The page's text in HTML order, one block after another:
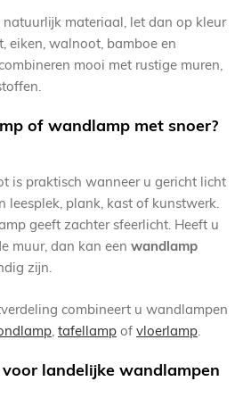
materiaal, let dan op kleur
eiken, walnoot, bamboe en
mooi met rustige muren,
of wandlamp met snoer?
is praktisch wanneer u gericht licht
leesplek, plank, kast of kunstwerk.
geeft zachter sfeerlicht. Heeft u
muur, dan kan een wandlamp
zijn.
combineert u wandlampen
, tafellamp of vloerlamp.
landelijke wandlampen